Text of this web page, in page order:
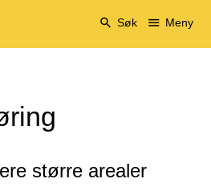
Søk Meny
større arealer